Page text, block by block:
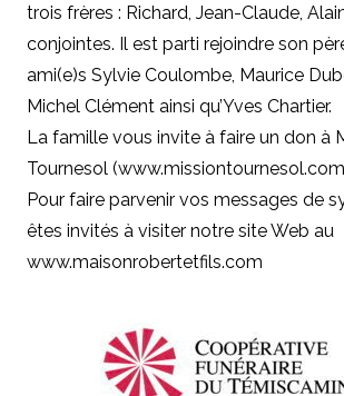
trois frères : Richard, Jean-Claude,
conjointes. Il est parti rejoindre son
ami(e)s Sylvie Coulombe, Maurice
Michel Clément ainsi qu’Yves Chartier.
La famille vous invite à faire un don à
Tournesol
Pour faire parvenir vos messages de
êtes invités à visiter notre site Web au
www.maisonrobertetfils.com